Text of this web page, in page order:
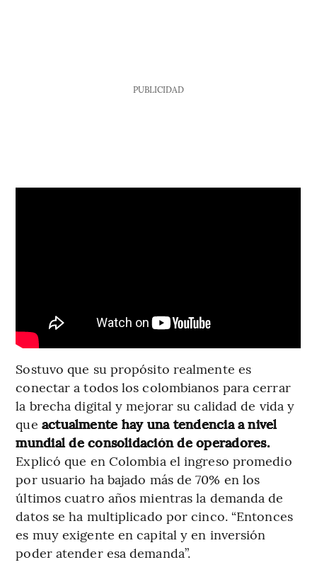
PUBLICIDAD
Sostuvo que su propósito realmente es
conectar a todos los colombianos para cerrar
la brecha digital y mejorar su calidad de vida y
que actualmente hay una tendencia a nivel
mundial de consolidación de operadores.
Explicó que en Colombia el ingreso promedio
por usuario ha bajado más de 70% en los
últimos cuatro años mientras la demanda de
datos se ha multiplicado por cinco. “Entonces
es muy exigente en capital y en inversión
poder atender esa demanda”.